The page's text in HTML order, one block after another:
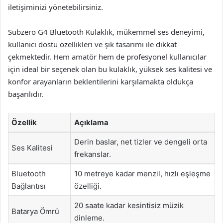
iletişiminizi yönetebilirsiniz.
Subzero G4 Bluetooth Kulaklık, mükemmel ses deneyimi,
kullanıcı dostu özellikleri ve şık tasarımı ile dikkat
çekmektedir. Hem amatör hem de profesyonel kullanıcılar
için ideal bir seçenek olan bu kulaklık, yüksek ses kalitesi ve
konfor arayanların beklentilerini karşılamakta oldukça
başarılıdır.
Özellik Açıklama
Ses Kalitesi
Derin baslar, net tizler ve dengeli orta
frekanslar.
Bluetooth
Bağlantısı
10 metreye kadar menzil, hızlı eşleşme
özelliği.
Batarya Ömrü
20 saate kadar kesintisiz müzik
dinleme.